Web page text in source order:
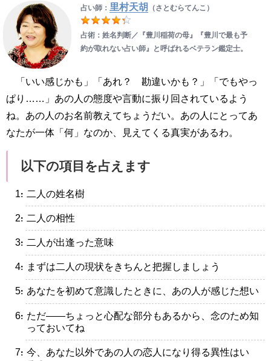
占い師： 里村天胡 （さとむらてんこ）
占術：姓名判断／『豊川稲荷の母』『豊川で最も予
約が取れない占い師』と呼ばれるベテラン鑑定士。
「いい感じかも」「あれ？ 勘違いかも？」「でもやっ
ぱり……」あの人の態度や言動に振り回されているよう
ね。あの人のお名前教えてちょうだい。あの人にとってあ
なたが一体「何」なのか、見えてくる真実があるわ。
以下の項目を占えます
・二人の姓名樹
・二人の相性
・二人が出逢った意味
・まずは二人の現状をきちんと把握しましょう
・あなたを初めて意識したときに、あの人が感じた想い
・ただ――ちょっと心配な部分もあるから、念のため知
っておいてね
・今、あなた以外であの人の恋人になり得る異性はい